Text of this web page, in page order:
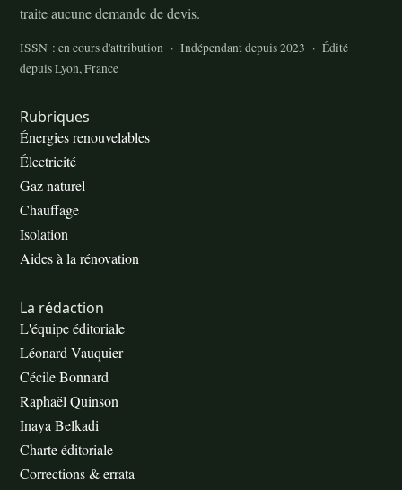
traite aucune demande de devis.
ISSN : en cours d'attribution · Indépendant depuis 2023 · Édité
depuis Lyon, France
Rubriques
Énergies renouvelables
Électricité
Gaz naturel
Chauffage
Isolation
Aides à la rénovation
La rédaction
L'équipe éditoriale
Léonard Vauquier
Cécile Bonnard
Raphaël Quinson
Inaya Belkadi
Charte éditoriale
Corrections & errata